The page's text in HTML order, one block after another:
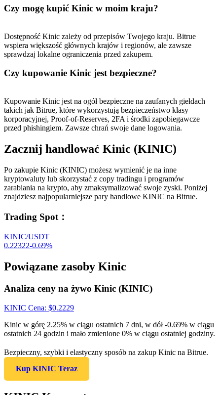
Czy mogę kupić Kinic w moim kraju?
Dostępność Kinic zależy od przepisów Twojego kraju. Bitrue
wspiera większość głównych krajów i regionów, ale zawsze
sprawdzaj lokalne ograniczenia przed zakupem.
Czy kupowanie Kinic jest bezpieczne?
Kupowanie Kinic jest na ogół bezpieczne na zaufanych giełdach
takich jak Bitrue, które wykorzystują bezpieczeństwo klasy
korporacyjnej, Proof-of-Reserves, 2FA i środki zapobiegawcze
przed phishingiem. Zawsze chrań swoje dane logowania.
Zacznij handlować Kinic (KINIC)
Po zakupie Kinic (KINIC) możesz wymienić je na inne
kryptowaluty lub skorzystać z copy tradingu i programów
zarabiania na krypto, aby zmaksymalizować swoje zyski. Poniżej
znajdziesz najpopularniejsze pary handlowe KINIC na Bitrue.
Trading Spot ：
KINIC/USDT
0.22322-0.69%
Powiązane zasoby Kinic
Analiza ceny na żywo Kinic (KINIC)
KINIC Cena: $0.2229
Kinic w górę 2.25% w ciągu ostatnich 7 dni, w dół -0.69% w ciągu
ostatnich 24 godzin i mało zmienione 0% w ciągu ostatniej godziny.
Bezpieczny, szybki i elastyczny sposób na zakup Kinic na Bitrue.
Kup KINIC Teraz